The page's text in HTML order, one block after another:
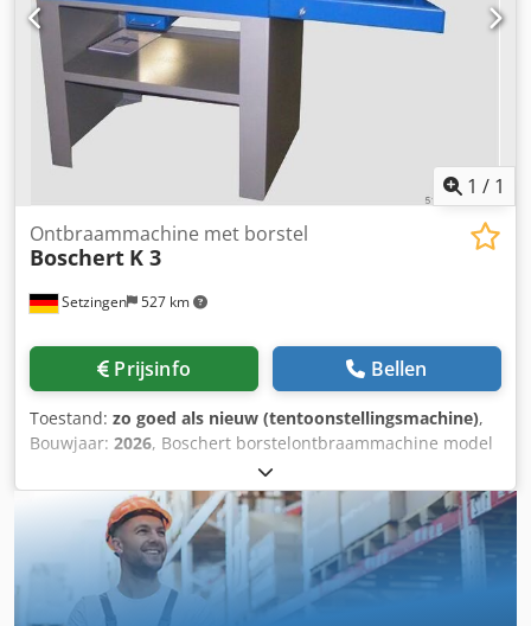
1 / 1
Setzingen 527 km
Ontbraammachine met borstel
Boschert K 3
Prijsinfo Bellen
Toestand: zo goed als nieuw (tentoonstellingsmachine),
Bouwjaar: 2026, Boschert borstelontbraammachine model
K3 voor het ontbramen van rechte plaatkanten en op de
laterale aggragaat geschikt voor uitsparingen en
inkepingen tot 70 mm diep en buitenradii op plaat. 3
motoren á 1,5 kW borsteldiameter : 300 mm Materiaal:
draadborstels VA/staal Materiaalbereik: 0,8-8 mm dikte
Afmetingen machine: Breedte: 1400 mm Hoogte: 580 mm
Diepte: 670 mm Onderstel: 800 mm hoog (werkhoogte 920